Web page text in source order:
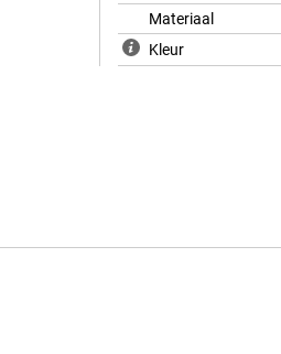
Materiaal
Kleur